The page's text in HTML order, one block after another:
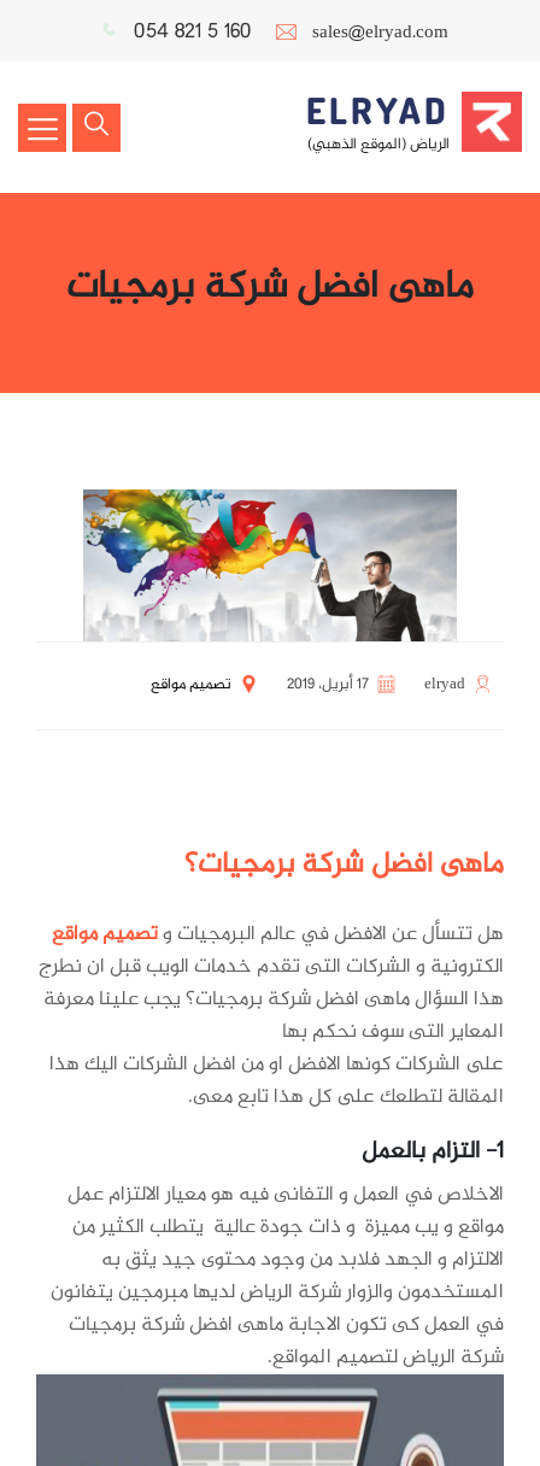
sales@elryad.com
054 821 5 160
ELRYAD
الرياض (الموقع الذهبي)
ماهى افضل شركة برمجيات
elryad 17 أبريل، 2019 تصميم مواقع
ماهى افضل شركة برمجيات؟
هل تتسأل عن الافضل في عالم البرمجيات وتصميم مواقع
الكترونية و الشركات التى تقدم خدمات الويب قبل ان نطرج
هذا السؤال ماهى افضل شركة برمجيات؟ يجب علينا معرفة
المعاير التى سوف نحكم بها
على الشركات كونها الافضل او من افضل الشركات اليك هذا
المقالة لتطلعك على كل هذا تابع معى.
1- التزام بالعمل
الاخلاص في العمل و التفانى فيه هو معيار الالتزام عمل
مواقع و يب مميزة و ذات جودة عالية يتطلب الكثير من
الالتزام و الجهد فلابد من وجود محتوى جيد يثق به
المستخدمون والزوار شركة الرياض لديها مبرمجين يتفانون
في العمل كى تكون الاجابة ماهى افضل شركة برمجيات
شركة الرياض لتصميم المواقع.